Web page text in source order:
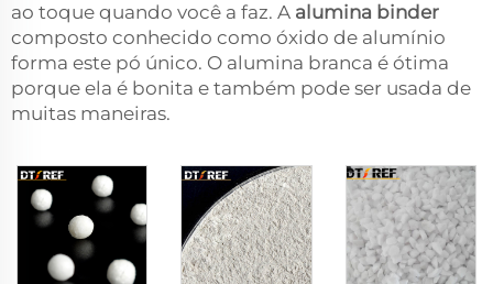
ao toque quando você a faz. A alumina binder
composto conhecido como óxido de alumínio
forma este pó único. O alumina branca é ótima
porque ela é bonita e também pode ser usada de
muitas maneiras.